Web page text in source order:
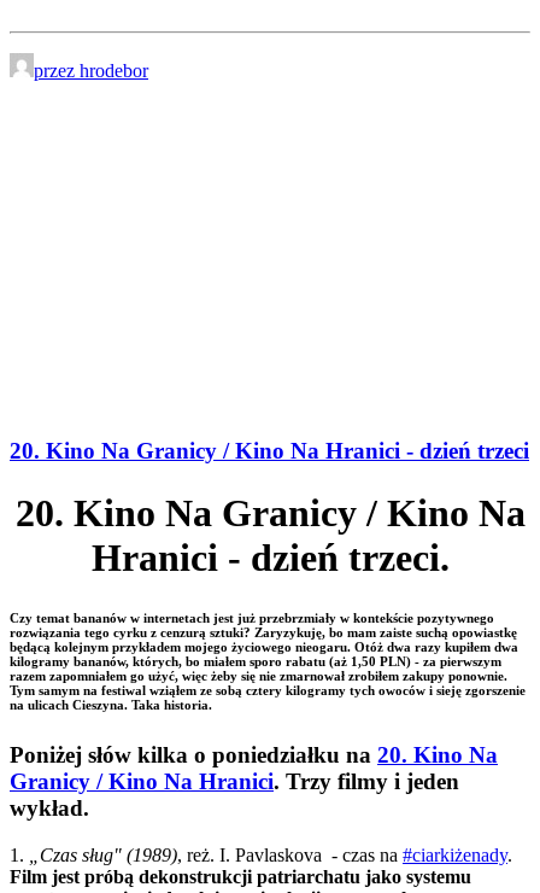
przez hrodebor
20. Kino Na Granicy / Kino Na Hranici - dzień trzeci
20. Kino Na Granicy / Kino Na
Hranici - dzień trzeci.
Czy temat bananów w internetach jest już przebrzmiały w kontekście pozytywnego
rozwiązania tego cyrku z cenzurą sztuki? Zaryzykuję, bo mam zaiste suchą opowiastkę
będącą kolejnym przykładem mojego życiowego nieogaru. Otóż dwa razy kupiłem dwa
kilogramy bananów, których, bo miałem sporo rabatu (aż 1,50 PLN) - za pierwszym
razem zapomniałem go użyć, więc żeby się nie zmarnował zrobiłem zakupy ponownie.
Tym samym na festiwal wziąłem ze sobą cztery kilogramy tych owoców i sieję zgorszenie
na ulicach Cieszyna. Taka historia.
Poniżej słów kilka o poniedziałku na 20. Kino Na
Granicy / Kino Na Hranici. Trzy filmy i jeden
wykład.
1. „Czas sług" (1989), reż. I. Pavlaskova - czas na #ciarkiżenady.
Film jest próbą dekonstrukcji patriarchatu jako systemu